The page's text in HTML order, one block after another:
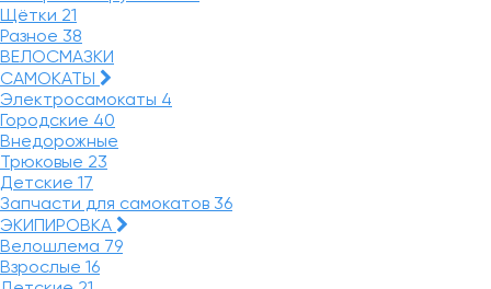
Щётки 21
Разное 38
ВЕЛОСМАЗКИ
САМОКАТЫ
Электросамокаты 4
Городские 40
Внедорожные
Трюковые 23
Детские 17
Запчасти для самокатов 36
ЭКИПИРОВКА
Велошлема 79
Взрослые 16